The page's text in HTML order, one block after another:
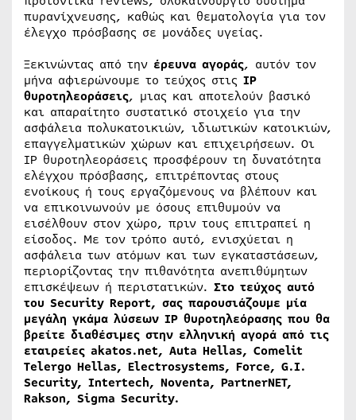
πυρανίχνευσης, καθώς και θεματολογία για τον
έλεγχο πρόσβασης σε μονάδες υγείας.
Ξεκινώντας από την έρευνα αγοράς, αυτόν τον
μήνα αφιερώνουμε το τεύχος στις IP
θυροτηλεοράσεις, μιας και αποτελούν βασικό
και απαραίτητο συστατικό στοιχείο για την
ασφάλεια πολυκατοικιών, ιδιωτικών κατοικιών,
επαγγελματικών χώρων και επιχειρήσεων. Οι
IP θυροτηλεοράσεις προσφέρουν τη δυνατότητα
ελέγχου πρόσβασης, επιτρέποντας στους
ενοίκους ή τους εργαζόμενους να βλέπουν και
να επικοινωνούν με όσους επιθυμούν να
εισέλθουν στον χώρο, πριν τους επιτραπεί η
είσοδος. Με τον τρόπο αυτό, ενισχύεται η
ασφάλεια των ατόμων και των εγκαταστάσεων,
περιορίζοντας την πιθανότητα ανεπιθύμητων
επισκέψεων ή περιστατικών. Στο τεύχος αυτό
του Security Report, σας παρουσιάζουμε μία
μεγάλη γκάμα λύσεων IP θυροτηλεόρασης που θα
βρείτε διαθέσιμες στην ελληνική αγορά από τις
εταιρείες akatos.net, Auta Hellas, Comelit
Telergo Hellas, Electrosystems, Force, G.I.
Security, Intertech, Noventa, PartnerNET,
Rakson, Sigma Security.